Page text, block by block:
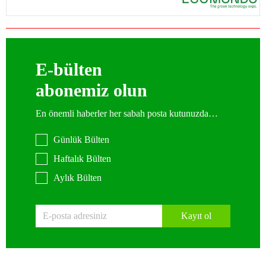
E-bülten
abonemiz olun
En önemli haberler her sabah posta kutunuzda…
Günlük Bülten
Haftalık Bülten
Aylık Bülten
Kayıt ol